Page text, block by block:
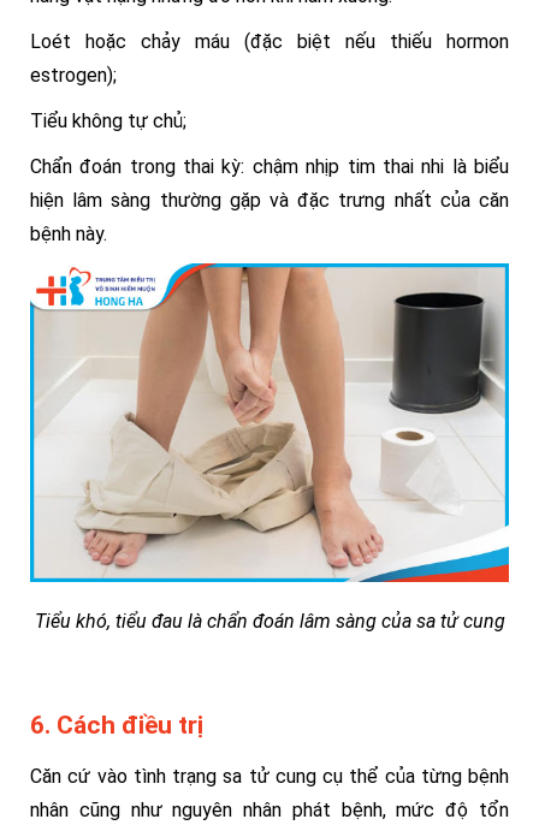
Loét hoặc chảy máu (đặc biệt nếu thiếu hormon
estrogen);
Tiểu không tự chủ;
Chẩn đoán trong thai kỳ: chậm nhịp tim thai nhi là biểu
hiện lâm sàng thường gặp và đặc trưng nhất của căn
bệnh này.
Tiểu khó, tiểu đau là chẩn đoán lâm sàng của sa tử cung
6. Cách điều trị
Căn cứ vào tình trạng sa tử cung cụ thể của từng bệnh
nhân cũng như nguyên nhân phát bệnh, mức độ tổn